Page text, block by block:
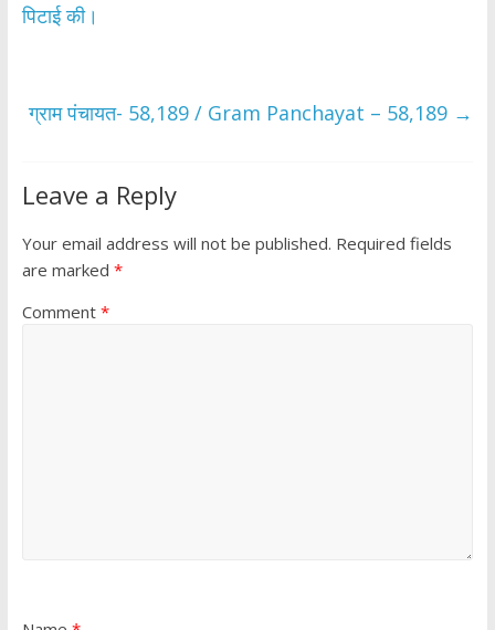
o
पिटाई की।
ग्राम पंचायत- 58,189 / Gram Panchayat – 58,189 →
Leave a Reply
Your email address will not be published. Required fields
are marked *
Comment *